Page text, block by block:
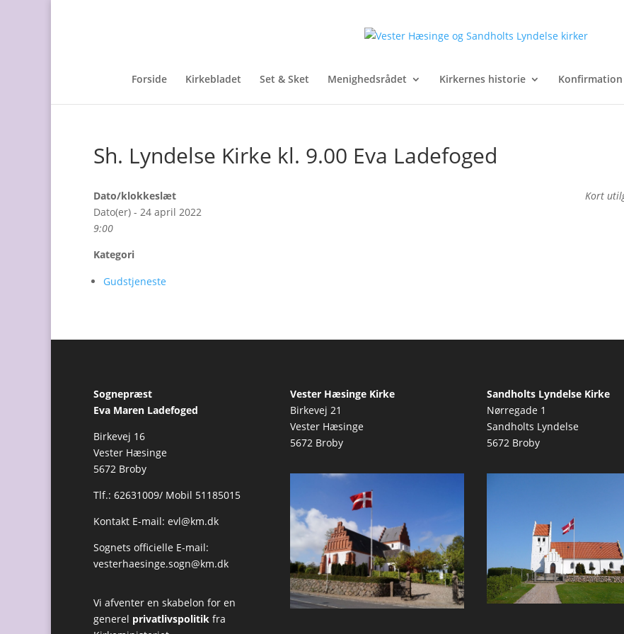
Forside Kirkebladet Set & Sket Menighedsrådet Kirkernes historie Konfirmation
Sh. Lyndelse Kirke kl. 9.00 Eva Ladefoged
Kort
Dato/klokkeslæt
Dato(er) - 24 april 2022
9:00
Kategori
Gudstjeneste
Sognepræst
Eva Maren Ladefoged
Birkevej 16
Vester Hæsinge
5672 Broby
Tlf.: 62631009/ Mobil 51185015
Kontakt E-mail: evl@km.dk
Sognets officielle E-mail:
vesterhaesinge.sogn@km.dk
Vi afventer en skabelon for en
generel privatlivspolitik fra
Vester Hæsinge Kirke
Birkevej 21
Vester Hæsinge
5672 Broby
Sandholts Lyndelse Kirke
Nørregade 1
Sandholts Lyndelse
5672 Broby